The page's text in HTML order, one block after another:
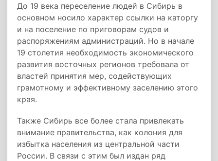
До 19 века переселение людей в Сибирь в
основном носило характер ссылки на каторгу
и на поселение по приговорам судов и
распоряжениям администраций. Но в начале
19 столетия необходимость экономического
развития восточных регионов требовала от
властей принятия мер, содействующих
грамотному и эффективному заселению этого
края.
Также Сибирь все более стала привлекать
внимание правительства, как колония для
избытка населения из центральной части
России. В связи с этим был издан ряд